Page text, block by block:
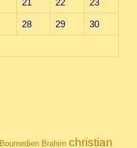
28 29 30
Boumedien Brahim christian